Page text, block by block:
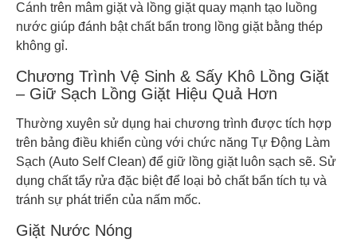
Cánh trên mâm giặt và lồng giặt quay mạnh tạo luồng
nước giúp đánh bật chất bẩn trong lồng giặt bằng thép
không gỉ.
Chương Trình Vệ Sinh & Sấy Khô Lồng Giặt
– Giữ Sạch Lồng Giặt Hiệu Quả Hơn
Thường xuyên sử dụng hai chương trình được tích hợp
trên bảng điều khiển cùng với chức năng Tự Động Làm
Sạch (Auto Self Clean) để giữ lồng giặt luôn sạch sẽ. Sử
dụng chất tẩy rửa đặc biệt để loại bỏ chất bẩn tích tụ và
tránh sự phát triển của nấm mốc.
Giặt Nước Nóng